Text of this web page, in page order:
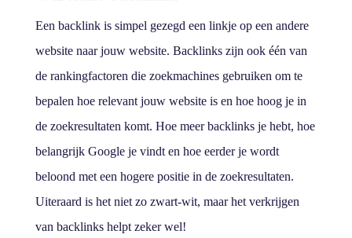
Een backlink is simpel gezegd een linkje op een andere
website naar jouw website. Backlinks zijn ook één van
de rankingfactoren die zoekmachines gebruiken om te
bepalen hoe relevant jouw website is en hoe hoog je in
de zoekresultaten komt. Hoe meer backlinks je hebt, hoe
belangrijk Google je vindt en hoe eerder je wordt
beloond met een hogere positie in de zoekresultaten.
Uiteraard is het niet zo zwart-wit, maar het verkrijgen
van backlinks helpt zeker wel!